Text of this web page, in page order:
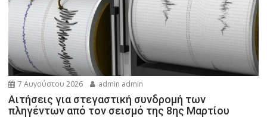
7 Αυγούστου 2026 admin admin
Αιτήσεις για στεγαστική συνδρομή των
πληγέντων από τον σεισμό της 8ης Μαρτίου